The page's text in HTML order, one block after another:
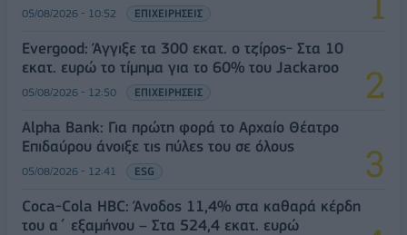
05/08/2026 - 10:52 ΕΠΙΧΕΙΡΗΣΕΙΣ
Evergood: Άγγιξε τα 300 εκατ. ο τζίρος- Στα 10
εκατ. ευρώ το τίμημα για το 60% του Jackaroo
05/08/2026 - 12:50 ΕΠΙΧΕΙΡΗΣΕΙΣ
Alpha Bank: Για πρώτη φορά το Αρχαίο Θέατρο
Επιδαύρου άνοιξε τις πύλες του σε όλους
05/08/2026 - 12:41 ESG
Coca-Cola HBC: Άνοδος 11,4% στα καθαρά κέρδη
του α΄ εξαμήνου – Στα 524,4 εκατ. ευρώ